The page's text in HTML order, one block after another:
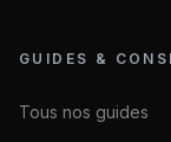
GUIDES &
Tous nos guides